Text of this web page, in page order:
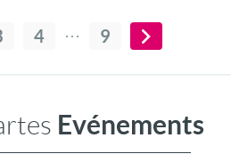
4 9
Evénements